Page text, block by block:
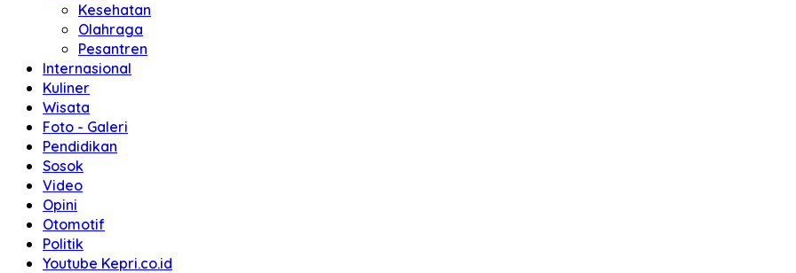
Kesehatan
Olahraga
Pesantren
Internasional
Kuliner
Wisata
Foto - Galeri
Pendidikan
Sosok
Video
Opini
Otomotif
Politik
Youtube Kepri.co.id